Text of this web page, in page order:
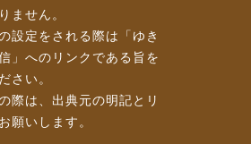
ません。
設定をされる際は「ゆき
」へのリンクである旨を
さい。
際は、出典元の明記とリ
願いします。